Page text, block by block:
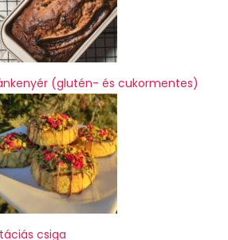
(glutén- és cukormentes)
csiga